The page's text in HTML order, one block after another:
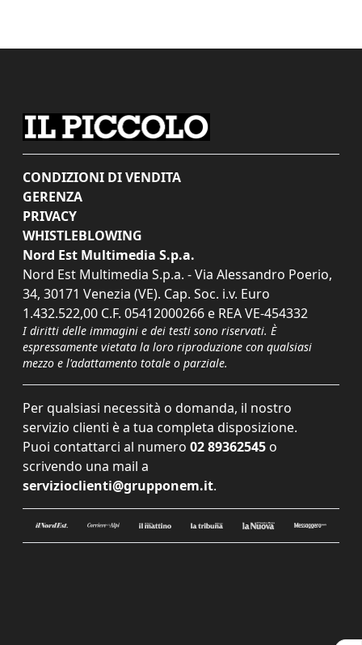
CONDIZIONI DI VENDITA
GERENZA
PRIVACY
WHISTLEBLOWING
Nord Est Multimedia S.p.a.
Nord Est Multimedia S.p.a. - Via Alessandro Poerio,
34, 30171 Venezia (VE). Cap. Soc. i.v. Euro
1.432.522,00 C.F. 05412000266 e REA VE-454332
I diritti delle immagini e dei testi sono riservati. È
espressamente vietata la loro riproduzione con qualsiasi
mezzo e l'adattamento totale o parziale.
Per qualsiasi necessità o domanda, il nostro
servizio clienti è a tua completa disposizione.
Puoi contattarci al numero 02 89362545 o
scrivendo una mail a
servizioclienti@grupponem.it.